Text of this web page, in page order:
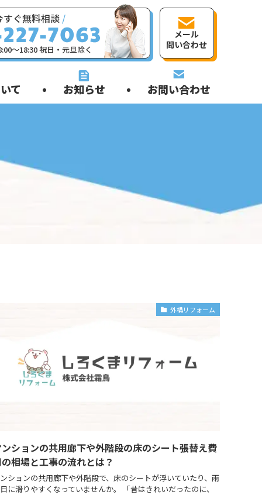
て お知らせ お問い合わせ
すぐ無料相談 /
〜18:30 祝日・元旦除く
メール
問い合わせ
外構リフォーム
ションの共用廊下や外階段の床のシート張替え費
相場と工事の流れとは？
ションの共用廊下や外階段で、床のシートが浮いていたり、雨
に滑りやすくなっていませんか。 「昔はきれいだったのに、